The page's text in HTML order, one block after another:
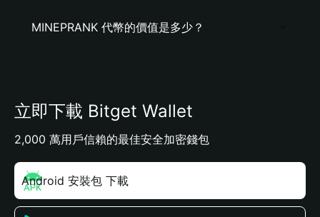
MINEPRANK 代幣的價值是多少？
立即下載 Bitget Wallet
2,000 萬用戶信賴的最佳安全加密錢包
Android 安裝包 下載